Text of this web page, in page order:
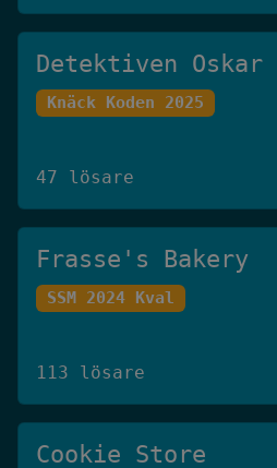
Detektiven Oskar
Knäck Koden 2025
47 lösare
Frasse's Bakery
SSM 2024 Kval
113 lösare
Cookie Store